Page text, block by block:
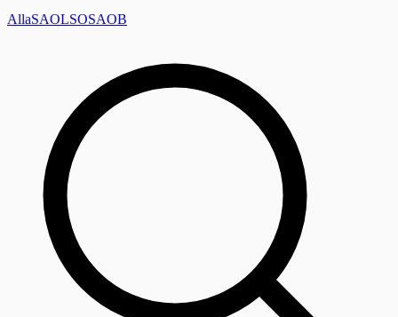
AllaSAOLSOSAOB